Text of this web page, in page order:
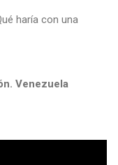
haría con una
Venezuela